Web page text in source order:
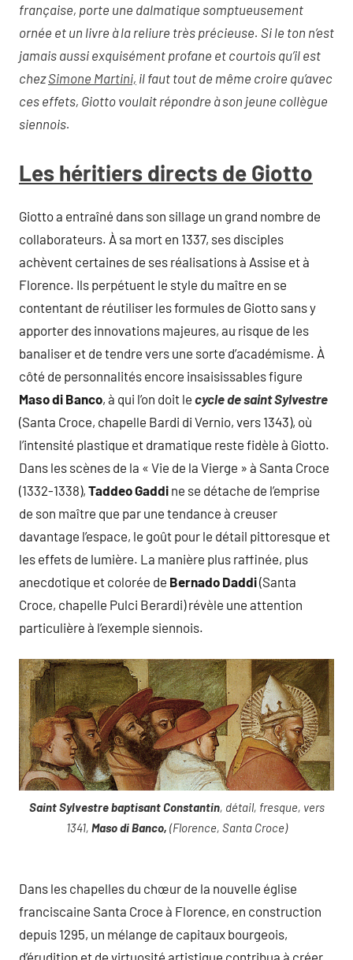
française, porte une dalmatique somptueusement
ornée et un livre à la reliure très précieuse. Si le ton n’est
jamais aussi exquisément profane et courtois qu’il est
chezSimone Martini, il faut tout de même croire qu’avec
ces effets, Giotto voulait répondre à son jeune collègue
siennois.
Les héritiers directs de Giotto
Giotto a entraîné dans son sillage un grand nombre de
collaborateurs. À sa mort en 1337, ses disciples
achèvent certaines de ses réalisations à Assise et à
Florence. Ils perpétuent le style du maître en se
contentant de réutiliser les formules de Giotto sans y
apporter des innovations majeures, au risque de les
banaliser et de tendre vers une sorte d’académisme. À
côté de personnalités encore insaisissables figure
Maso di Banco, à qui l’on doit le cycle de saint Sylvestre
(Santa Croce, chapelle Bardi di Vernio, vers 1343), où
l’intensité plastique et dramatique reste fidèle à Giotto.
Dans les scènes de la « Vie de la Vierge » à Santa Croce
(1332-1338), Taddeo Gaddi ne se détache de l’emprise
de son maître que par une tendance à creuser
davantage l’espace, le goût pour le détail pittoresque et
les effets de lumière. La manière plus raffinée, plus
anecdotique et colorée de Bernado Daddi(Santa
Croce, chapelle Pulci Berardi) révèle une attention
particulière à l’exemple siennois.
Saint Sylvestre baptisant Constantin, détail, fresque, vers
1341, Maso di Banco, (Florence, Santa Croce)
Dans les chapelles du chœur de la nouvelle église
franciscaine Santa Croce à Florence, en construction
depuis 1295, un mélange de capitaux bourgeois,
d’érudition et de virtuosité artistique contribua à créer